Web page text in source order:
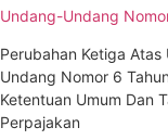
Undang-Undang
Perubahan Ketiga Atas
Undang Nomor 6
Ketentuan Umum Dan
Perpajakan